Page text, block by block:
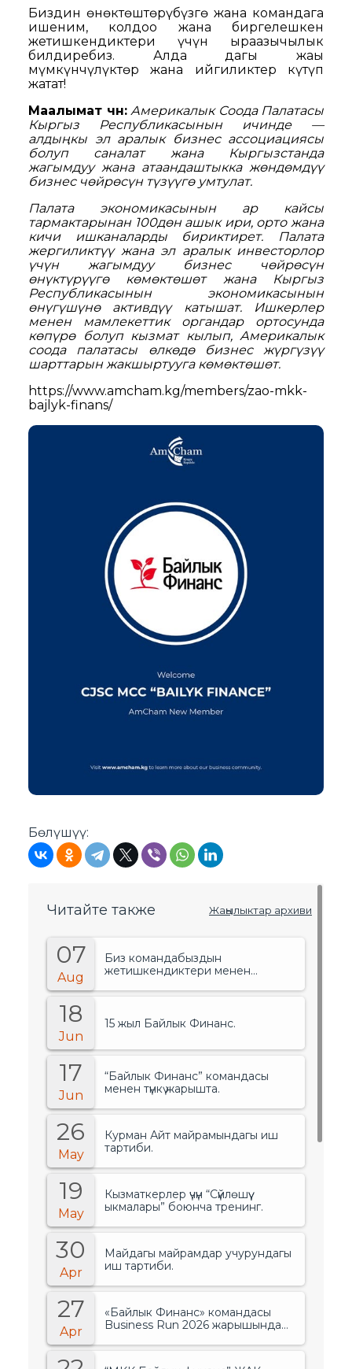
Биздин өнөктөштөрүбүзгө жана командага
ишеним, колдоо жана биргелешкен
жетишкендиктери үчүн ыраазычылык
билдиребиз. Алда дагы жаңы
мүмкүнчүлүктөр жана ийгиликтер күтүп
жатат!
Маалымат үчүн: Америкалык Соода Палатасы
Кыргыз Республикасынын ичинде —
алдыңкы эл аралык бизнес ассоциациясы
болуп саналат жана Кыргызстанда
жагымдуу жана атаандаштыкка жөндөмдүү
бизнес чөйрөсүн түзүүгө умтулат.
Палата экономикасынын ар кайсы
тармактарынан 100дөн ашык ири, орто жана
кичи ишканаларды бириктирет. Палата
жергиликтүү жана эл аралык инвесторлор
үчүн жагымдуу бизнес чөйрөсүн
өнүктүрүүгө көмөктөшөт жана Кыргыз
Республикасынын экономикасынын
өнүгүшүнө активдүү катышат. Ишкерлер
менен мамлекеттик органдар ортосунда
көпүрө болуп кызмат кылып, Америкалык
соода палатасы өлкөдө бизнес жүргүзүү
шарттарын жакшыртууга көмөктөшөт.
https://www.amcham.kg/members/zao-mkk-
bajlyk-finans/
Бөлүшүү:
Читайте также Жаңылыктар архиви
07
Aug
Биз командабыздын
жетишкендиктери менен
18
Jun
15 жыл Байлык Финанс.
17
Jun
“Байлык Финанс” командасы
менен түнкү жарышта.
26
May
Курман Айт майрамындагы иш
тартиби.
19
May
Кызматкерлер үчүн “Сүйлөшүү
ыкмалары” боюнча тренинг.
30
Apr
Майдагы майрамдар учурундагы
иш тартиби.
27
Apr
«Байлык Финанс» командасы
Business Run 2026 жарышында
уюмдардын арасында биринчи